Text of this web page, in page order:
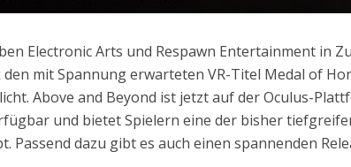
Electronic Arts und Respawn Entertainment in
den mit Spannung erwarteten VR-Titel Medal of
Above and Beyond ist jetzt auf der Oculus-
und bietet Spielern eine der bisher
Passend dazu gibt es auch einen spannenden